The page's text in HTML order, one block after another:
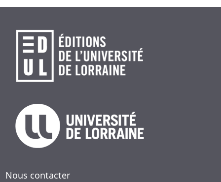
Nous contacter